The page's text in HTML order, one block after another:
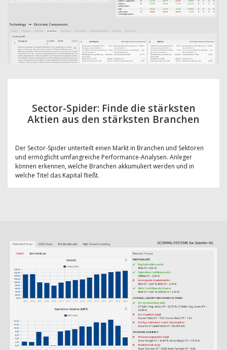
Sector-Spider: Finde die stärksten
Aktien aus den stärksten Branchen
Der Sector-Spider unterteilt einen Markt in Branchen und Sektoren
und ermöglicht umfangreiche Performance-Analysen. Anleger
können erkennen, welche Branchen akkumuliert werden und in
welche Titel das Kapital fließt.